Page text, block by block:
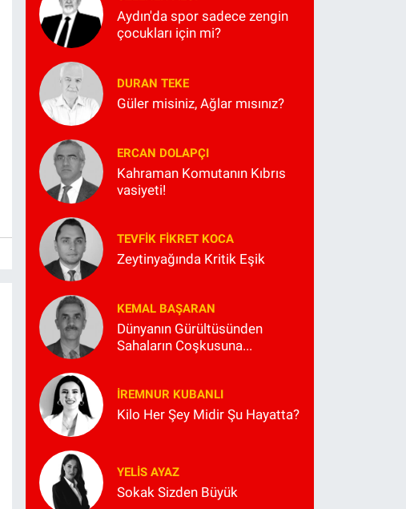
Aydın'da spor sadece zengin
çocukları için mi?
DURAN TEKE
Güler misiniz, Ağlar mısınız?
ERCAN DOLAPÇI
Kahraman Komutanın Kıbrıs
vasiyeti!
TEVFIK FIKRET KOCA
Zeytinyağında Kritik Eşik
KEMAL BAŞARAN
Dünyanın Gürültüsünden
Sahaların Coşkusuna...
İREMNUR KUBANLI
Kilo Her Şey Midir Şu Hayatta?
YELIS AYAZ
Sokak Sizden Büyük